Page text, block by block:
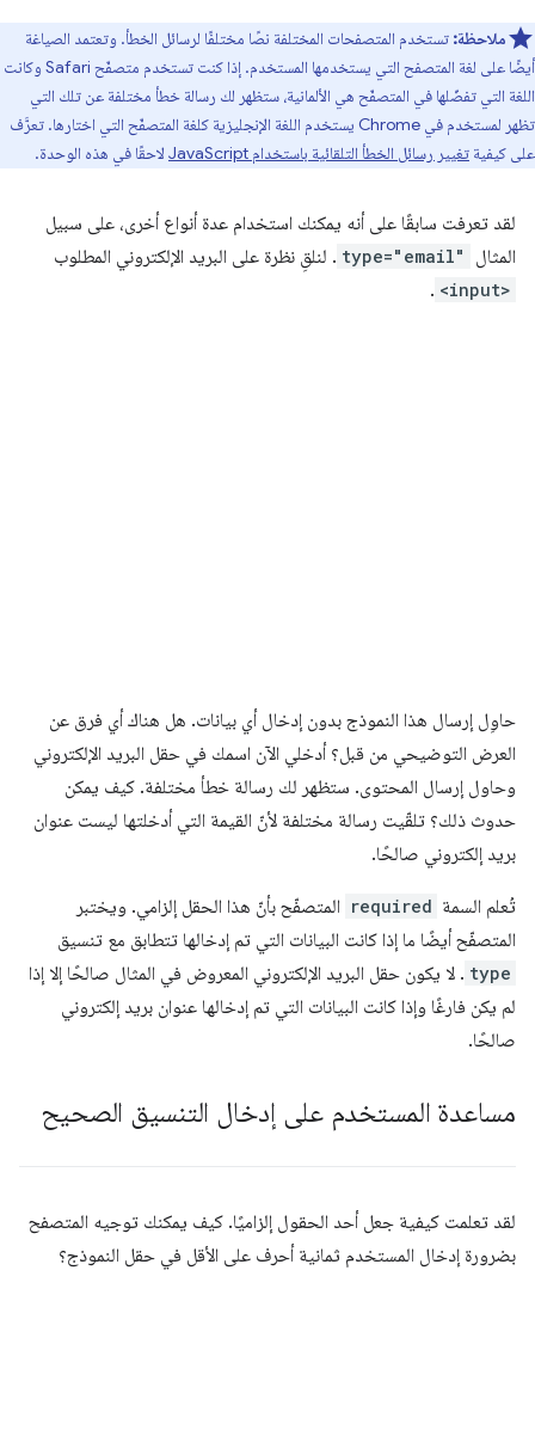
ملاحظة: تستخدم المتصفحات المختلفة نصًا مختلفًا لرسائل الخطأ. وتعتمد الصياغة
أيضًا على لغة المتصفح التي يستخدمها المستخدم. إذا كنت تستخدم متصفّح Safari وكانت
اللغة التي تفضّلها في المتصفّح هي الألمانية، ستظهر لك رسالة خطأ مختلفة عن تلك التي
تظهر لمستخدم في Chrome يستخدم اللغة الإنجليزية كلغة المتصفّح التي اختارها. تعرَّف
على كيفية تغيير رسائل الخطأ التلقائية باستخدام JavaScript لاحقًا في هذه الوحدة.
لقد تعرفت سابقًا على أنه يمكنك استخدام عدة أنواع أخرى، على سبيل
المثال
type="email" . لنلقِ نظرة على البريد الإلكتروني المطلوب
<input>
.
حاوِل إرسال هذا النموذج بدون إدخال أي بيانات. هل هناك أي فرق عن
العرض التوضيحي من قبل؟ أدخلي الآن اسمك في حقل البريد الإلكتروني
وحاول إرسال المحتوى. ستظهر لك رسالة خطأ مختلفة. كيف يمكن
حدوث ذلك؟ تلقّيت رسالة مختلفة لأنّ القيمة التي أدخلتها ليست عنوان
بريد إلكتروني صالحًا.
تُعلم السمة required المتصفّح بأنّ هذا الحقل إلزامي. ويختبر
المتصفّح أيضًا ما إذا كانت البيانات التي تم إدخالها تتطابق مع تنسيق
type . لا يكون حقل البريد الإلكتروني المعروض في المثال صالحًا إلا إذا
لم يكن فارغًا وإذا كانت البيانات التي تم إدخالها عنوان بريد إلكتروني
صالحًا.
مساعدة المستخدم على إدخال التنسيق الصحيح
لقد تعلمت كيفية جعل أحد الحقول إلزاميًا. كيف يمكنك توجيه المتصفح
بضرورة إدخال المستخدم ثمانية أحرف على الأقل في حقل النموذج؟